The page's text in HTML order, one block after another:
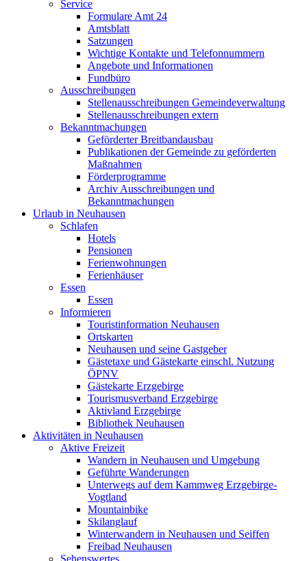
Service
Formulare Amt 24
Amtsblatt
Satzungen
Wichtige Kontakte und Telefonnummern
Angebote und Informationen
Fundbüro
Ausschreibungen
Stellenausschreibungen Gemeindeverwaltung
Stellenausschreibungen extern
Bekanntmachungen
Geförderter Breitbandausbau
Publikationen der Gemeinde zu geförderten
Maßnahmen
Förderprogramme
Archiv Ausschreibungen und
Bekanntmachungen
Urlaub in Neuhausen
Schlafen
Hotels
Pensionen
Ferienwohnungen
Ferienhäuser
Essen
Essen
Informieren
Touristinformation Neuhausen
Ortskarten
Neuhausen und seine Gastgeber
Gästetaxe und Gästekarte einschl. Nutzung
ÖPNV
Gästekarte Erzgebirge
Tourismusverband Erzgebirge
Aktivland Erzgebirge
Bibliothek Neuhausen
Aktivitäten in Neuhausen
Aktive Freizeit
Wandern in Neuhausen und Umgebung
Geführte Wanderungen
Unterwegs auf dem Kammweg Erzgebirge-
Vogtland
Mountainbike
Skilanglauf
Winterwandern in Neuhausen und Seiffen
Freibad Neuhausen